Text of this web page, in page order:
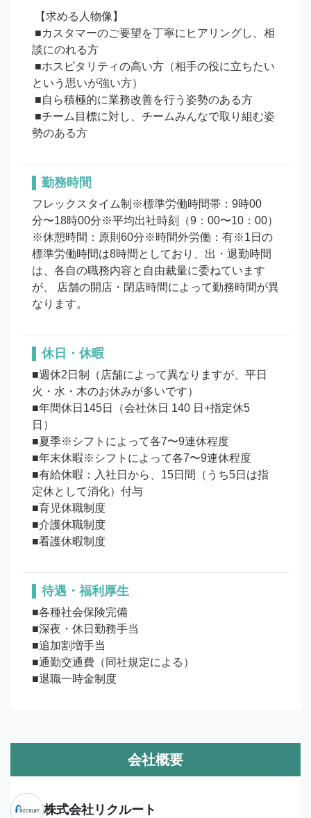
談にのれる方
という思いが強い方）
勤務時間
フレックスタイム制※標準労働時間帯：9時00
分〜18時00分※平均出社時刻（9：00〜10：00）
※休憩時間：原則60分※時間外労働：有※1日の
標準労働時間は8時間としており、出・退勤時間
は、各自の職務内容と自由裁量に委ねています
が、 店舗の開店・閉店時間によって勤務時間が異
なります。
休日・休暇
■週休2日制（店舗によって異なりますが、平日
火・水・木のお休みが多いです）
■年間休日145日（会社休日 140 日+指定休5
日）
■夏季※シフトによって各7〜9連休程度
■年末休暇※シフトによって各7〜9連休程度
■有給休暇：入社日から、15日間（うち5日は指
定休として消化）付与
■育児休職制度
■介護休職制度
待遇・福利厚生
■各種社会保険完備
■深夜・休日勤務手当
■追加割増手当
■通勤交通費（同社規定による）
■退職一時金制度
会社概要
株式会社リクルート